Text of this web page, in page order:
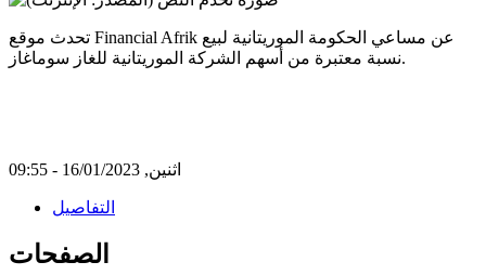
تحدث موقع Financial Afrik عن مساعي الحكومة الموريتانية لبيع
نسبة معتبرة من أسهم الشركة الموريتانية للغاز سوماغاز.
اثنين, 16/01/2023 - 09:55
التفاصيل
الصفحات